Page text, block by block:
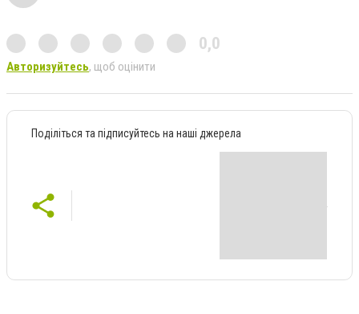
0,0
Авторизуйтесь, щоб оцінити
Поділіться та підписуйтесь на наші джерела